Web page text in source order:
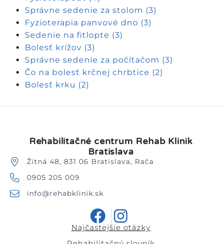
Správne sedenie za stolom (3)
Fyzioterapia panvové dno (3)
Sedenie na fitlopte (3)
Bolesť krížov (3)
Správne sedenie za počítačom (3)
Čo na bolesť krčnej chrbtice (2)
Bolesť krku (2)
Rehabilitačné centrum Rehab Klinik
Bratislava
Žitná 48, 831 06 Bratislava, Rača
0905 205 009
info@rehabklinik.sk
Najčastejšie otázky